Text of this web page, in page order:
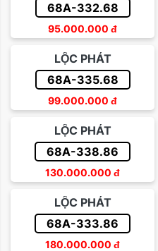
68A-332.68
95.000.000 đ
LỘC PHÁT
68A-335.68
99.000.000 đ
LỘC PHÁT
68A-338.86
130.000.000 đ
LỘC PHÁT
68A-333.86
180.000.000 đ